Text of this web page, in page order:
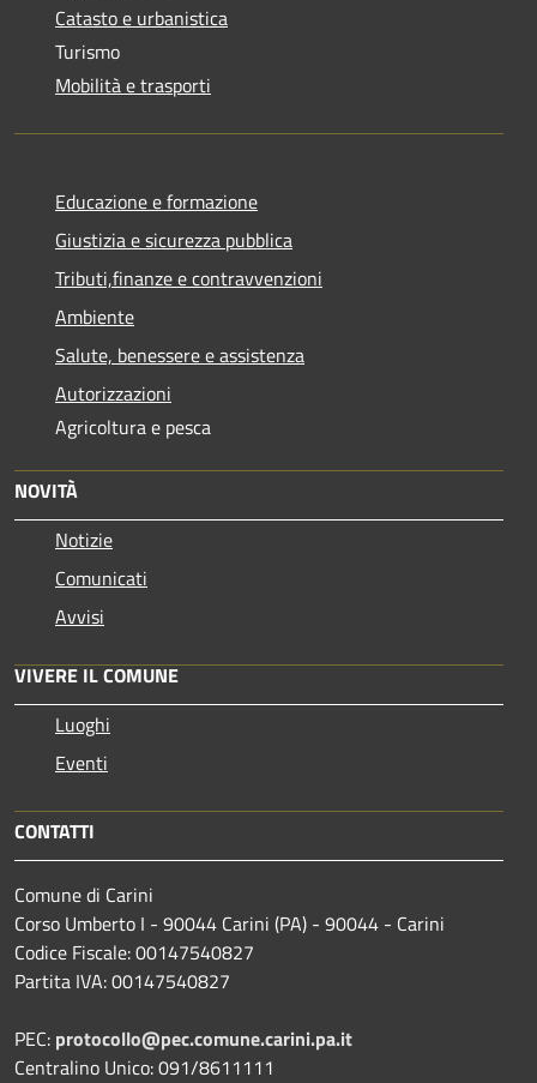
Catasto e urbanistica
Turismo
Mobilità e trasporti
Educazione e formazione
Giustizia e sicurezza pubblica
Tributi,finanze e contravvenzioni
Ambiente
Salute, benessere e assistenza
Autorizzazioni
Agricoltura e pesca
NOVITÀ
Notizie
Comunicati
Avvisi
VIVERE IL COMUNE
Luoghi
Eventi
CONTATTI
Comune di Carini
Corso Umberto I - 90044 Carini (PA) - 90044 - Carini
Codice Fiscale: 00147540827
Partita IVA: 00147540827
PEC: protocollo@pec.comune.carini.pa.it
Centralino Unico: 091/8611111